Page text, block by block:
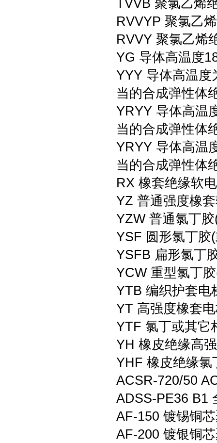
TVVB 聚氯乙烯
RVVYP 聚氯乙
RVVY 聚氯乙烯
YG 导体高温度
YYY 导体高温
当的合成弹性体
YRYY 导体高温
当的合成弹性体
YRYY 导体高温
当的合成弹性
RX 橡套绝缘软
YZ 普通强度橡
YZW 普通氯丁
YSF 圆形氯丁胶
YSFB 扁形氯丁
YCW 重型氯丁
YTB 编织护套电
YT 高强度橡套
YTF 氯丁或其它
YH 橡皮绝缘高
YHF 橡皮绝缘氯
ACSR-720/50
ADSS-PE36 B1
AF-150 镀锡铜
AF-200 镀银铜